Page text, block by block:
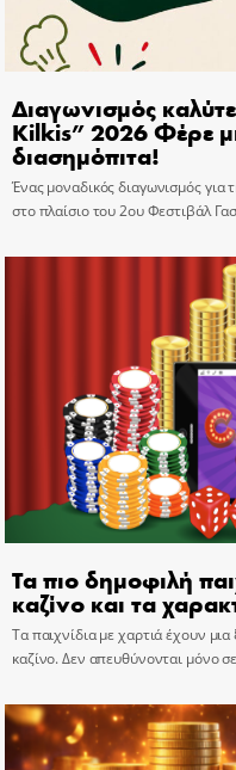
Διαγωνισμός
Kilkis” 2026 Φέρε
διασημόπιτα!
Ένας μοναδικός διαγωνισμός για
στο πλαίσιο του 2ου Φεστιβάλ
Τα πιο δημοφιλή
καζίνο και τα
Τα παιχνίδια με χαρτιά έχουν
καζίνο. Δεν απευθύνονται μόνο